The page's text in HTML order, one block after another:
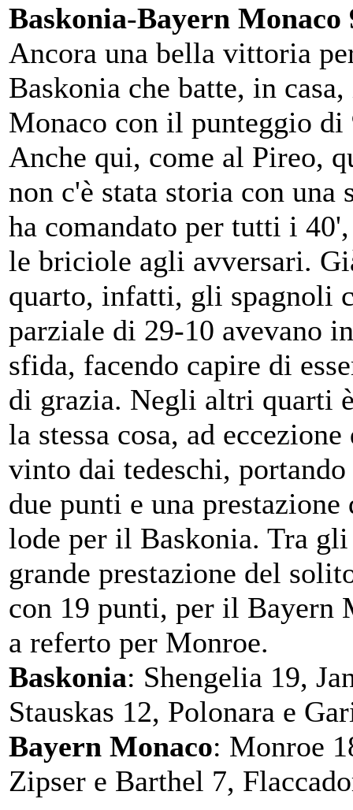
Baskonia-Bayern Monaco
Ancora una bella vittoria
Baskonia che batte, in
Monaco con il punteggio di
Anche qui, come al Pireo,
non c'è stata storia con una
ha comandato per tutti i
le briciole agli avversari.
quarto, infatti, gli spagnoli
parziale di 29-10 avevano
sfida, facendo capire di
di grazia. Negli altri quarti è
la stessa cosa, ad
vinto dai tedeschi, portando
due punti e una prestazione
lode per il Baskonia. Tra
grande prestazione del
con 19 punti, per il Bayern
a referto per Monroe.
Baskonia: Shengelia 19,
Stauskas 12, Polonara e
Bayern Monaco: Monroe
Zipser e Barthel 7,